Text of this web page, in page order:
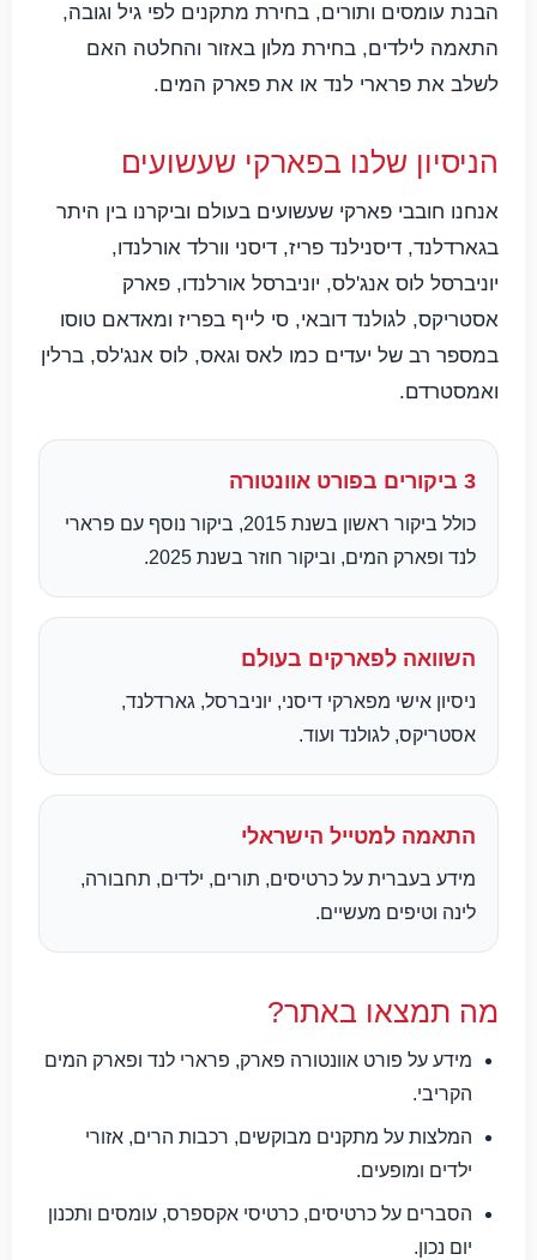
הבנת עומסים ותורים, בחירת מתקנים לפי גיל וגובה,
התאמה לילדים, בחירת מלון באזור והחלטה האם
לשלב את פרארי לנד או את פארק המים.
הניסיון שלנו בפארקי שעשועים
אנחנו חובבי פארקי שעשועים בעולם וביקרנו בין היתר
בגארדלנד, דיסנילנד פריז, דיסני וורלד אורלנדו,
יוניברסל לוס אנג'לס, יוניברסל אורלנדו, פארק
אסטריקס, לגולנד דובאי, סי לייף בפריז ומאדאם טוסו
במספר רב של יעדים כמו לאס וגאס, לוס אנג'לס, ברלין
ואמסטרדם.
3 ביקורים בפורט אוונטורה
כולל ביקור ראשון בשנת 2015, ביקור נוסף עם פרארי
לנד ופארק המים, וביקור חוזר בשנת 2025.
השוואה לפארקים בעולם
ניסיון אישי מפארקי דיסני, יוניברסל, גארדלנד,
אסטריקס, לגולנד ועוד.
התאמה למטייל הישראלי
מידע בעברית על כרטיסים, תורים, ילדים, תחבורה,
לינה וטיפים מעשיים.
מה תמצאו באתר?
מידע על פורט אוונטורה פארק, פרארי לנד ופארק המים
הקריבי.
המלצות על מתקנים מבוקשים, רכבות הרים, אזורי
ילדים ומופעים.
הסברים על כרטיסים, כרטיסי אקספרס, עומסים ותכנון
יום נכון.